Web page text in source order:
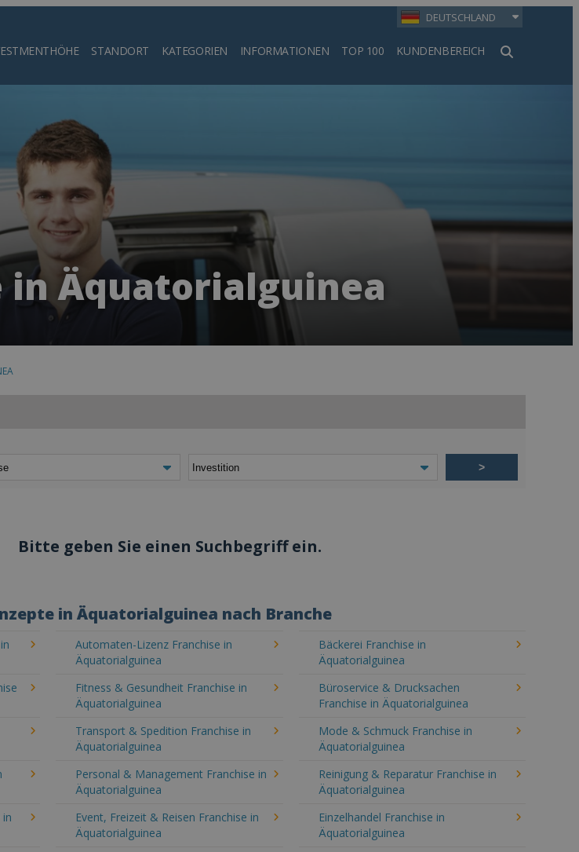
DEUTSCHLAND
STANDORT KATEGORIEN INFORMATIONEN TOP 100 KUNDENBEREICH
Suchen
in Äquatorialguinea
>
Bitte geben Sie einen Suchbegriff ein.
in Äquatorialguinea nach Branche
Automaten-Lizenz Franchise in
Äquatorialguinea
Bäckerei Franchise in
Äquatorialguinea
Fitness & Gesundheit Franchise in
Äquatorialguinea
Büroservice & Drucksachen
Franchise in Äquatorialguinea
Transport & Spedition Franchise in
Äquatorialguinea
Mode & Schmuck Franchise in
Äquatorialguinea
Personal & Management Franchise in
Äquatorialguinea
Reinigung & Reparatur Franchise in
Äquatorialguinea
Event, Freizeit & Reisen Franchise in
Äquatorialguinea
Einzelhandel Franchise in
Äquatorialguinea